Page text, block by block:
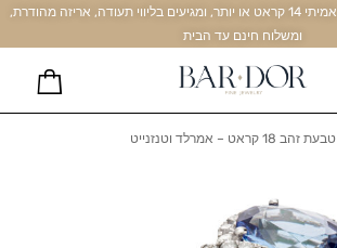
כל התכשיטים עשויים זהב אמיתי 14 קראט או יותר, ומגיעים בליווי תעודה, אריזה מהודרת,
ומשלוח חינם עד הבית
טבעת זהב 18 קראט – אמרלד וטנזנייט